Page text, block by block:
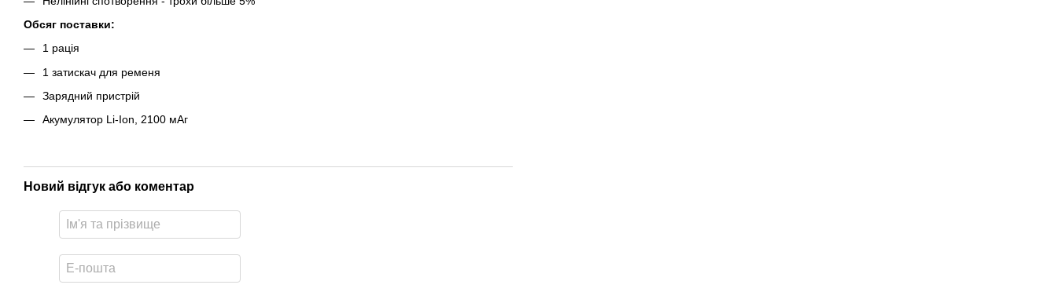
Обсяг поставки:
1 рація
1 затискач для ременя
Зарядний пристрій
Акумулятор Li-Ion, 2100 мАг
Новий відгук або коментар